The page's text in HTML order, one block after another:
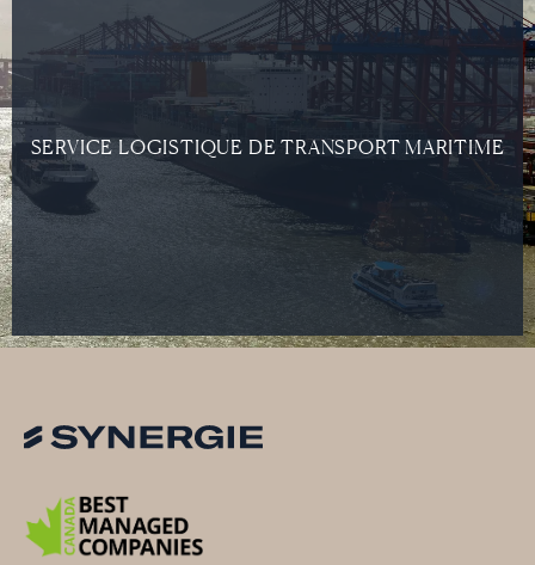
SERVICE LOGISTIQUE DE TRANSPORT MARITIME